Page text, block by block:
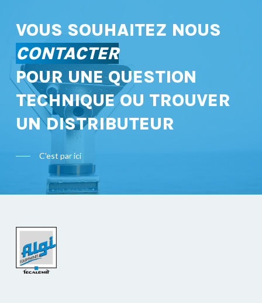
VOUS SOUHAITEZ NOUS
CONTACTER
POUR UNE QUESTION
TECHNIQUE OU TROUVER
UN DISTRIBUTEUR
C'est par ici